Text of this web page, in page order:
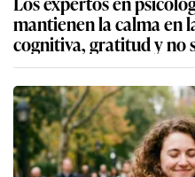
mantienen la calma en
cognitiva, gratitud y no